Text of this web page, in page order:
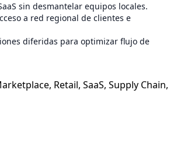
sin desmantelar equipos locales.
a red regional de clientes e
diferidas para optimizar flujo de
, Retail, SaaS, Supply Chain,